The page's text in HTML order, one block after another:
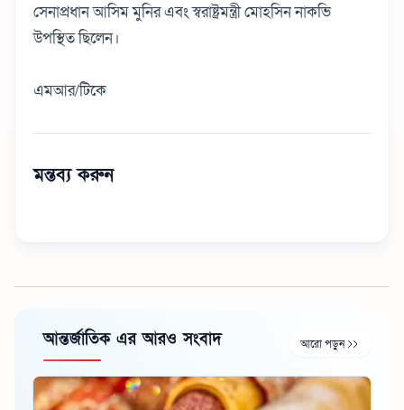
সেনাপ্রধান আসিম মুনির এবং স্বরাষ্ট্রমন্ত্রী মোহসিন নাকভি
উপস্থিত ছিলেন।
এমআর/টিকে
মন্তব্য করুন
আন্তর্জাতিক এর আরও সংবাদ আরো পড়ুন